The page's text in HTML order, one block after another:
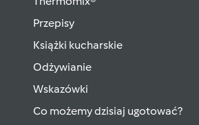
Przepisy
Książki kucharskie
Odżywianie
Wskazówki
Co możemy dzisiaj ugotować?